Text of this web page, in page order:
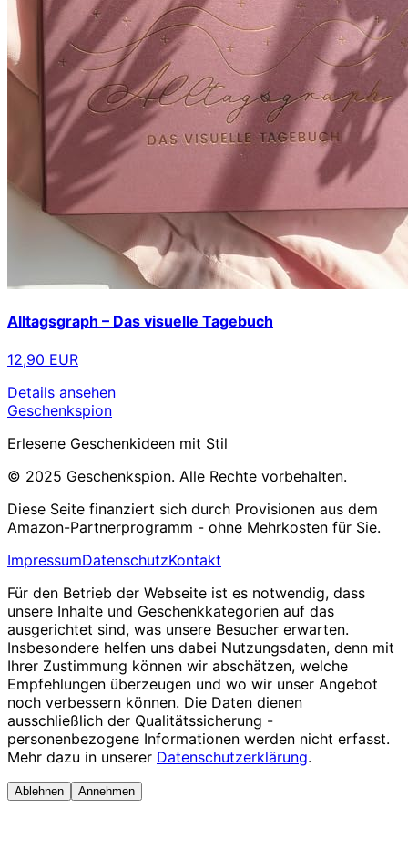
Alltagsgraph – Das visuelle Tagebuch
12,90 EUR
Details ansehen
Geschenkspion
Erlesene Geschenkideen mit Stil
© 2025 Geschenkspion. Alle Rechte vorbehalten.
Diese Seite finanziert sich durch Provisionen aus dem
Amazon-Partnerprogramm - ohne Mehrkosten für Sie.
ImpressumDatenschutzKontakt
Für den Betrieb der Webseite ist es notwendig, dass
unsere Inhalte und Geschenkkategorien auf das
ausgerichtet sind, was unsere Besucher erwarten.
Insbesondere helfen uns dabei Nutzungsdaten, denn mit
Ihrer Zustimmung können wir abschätzen, welche
Empfehlungen überzeugen und wo wir unser Angebot
noch verbessern können. Die Daten dienen
ausschließlich der Qualitätssicherung -
personenbezogene Informationen werden nicht erfasst.
Mehr dazu in unserer Datenschutzerklärung.
Ablehnen Annehmen